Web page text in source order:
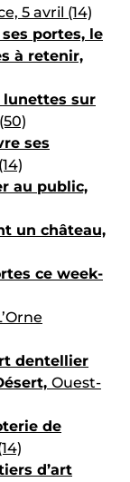
5 avril (14)
portes, le
à retenir,
lunettes sur
ses
au public,
un château,
ce week-
dentellier
Ouest-
de
d’art